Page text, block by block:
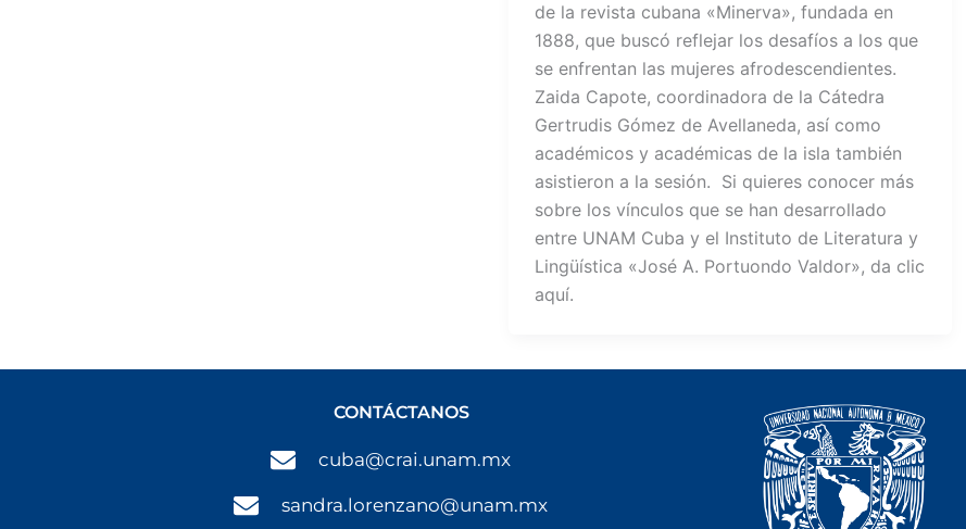
de la revista cubana «Minerva», fundada en
1888, que buscó reflejar los desafíos a los que
se enfrentan las mujeres afrodescendientes.
Zaida Capote, coordinadora de la Cátedra
Gertrudis Gómez de Avellaneda, así como
académicos y académicas de la isla también
asistieron a la sesión. Si quieres conocer más
sobre los vínculos que se han desarrollado
entre UNAM Cuba y el Instituto de Literatura y
Lingüística «José A. Portuondo Valdor», da clic
aquí.
CONTÁCTANOS
cuba@crai.unam.mx
sandra.lorenzano@unam.mx